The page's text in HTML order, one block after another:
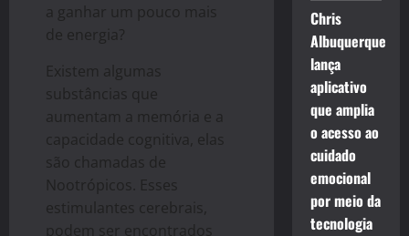
a ganhar um pouco mais
de energia?
Existem algumas
substâncias que
aumentam a memória e a
capacidade cognitiva, elas
são chamadas de
Nootrópicos. Esses
estimulantes cerebrais,
podem ser encontrados
Chris
Albuquerque
lança
aplicativo
que amplia
o acesso ao
cuidado
emocional
por meio da
tecnologia